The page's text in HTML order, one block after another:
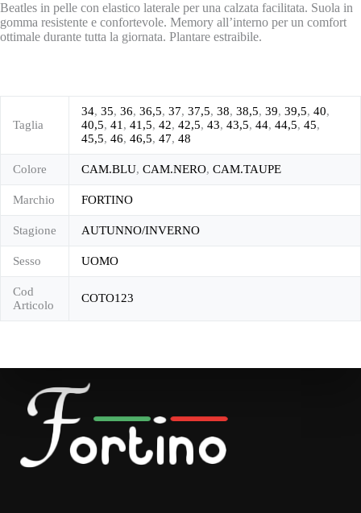
Beatles in pelle con elastico laterale per una calzata facilitata. Suola in
gomma resistente e confortevole. Memory all’interno per un comfort
ottimale durante tutta la giornata. Plantare estraibile.
Taglia
34, 35, 36, 36,5, 37, 37,5, 38, 38,5, 39, 39,5, 40,
40,5, 41, 41,5, 42, 42,5, 43, 43,5, 44, 44,5, 45,
45,5, 46, 46,5, 47, 48
Colore CAM.BLU, CAM.NERO, CAM.TAUPE
Marchio FORTINO
Stagione AUTUNNO/INVERNO
Sesso UOMO
Cod
Articolo
COTO123